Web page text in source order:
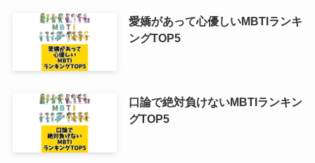
愛嬌があって心優しいMBTIランキ
ングTOP5
口論で絶対負けないMBTIランキン
グTOP5